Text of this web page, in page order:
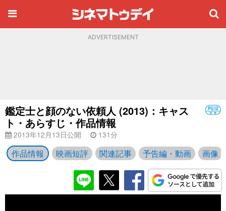
ADVERTISEMENT
鑑定士と顔のない依頼人 (2013)：キャス
ト・あらすじ・作品情報
2013年12月13日公開 131分
作品情報 映画短評 関連記事 予告編・動画 画像